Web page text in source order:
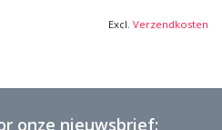
Excl. Verzendkosten
onze nieuwsbrief: